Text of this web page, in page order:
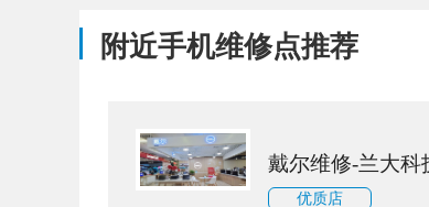
附近手机维修点推荐
戴尔维修-兰大科
优质店